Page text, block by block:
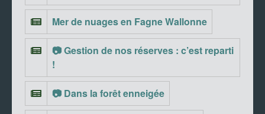
Mer de nuages en Fagne Wallonne
📷 Gestion de nos réserves : c’est reparti
!
📷 Dans la forêt enneigée